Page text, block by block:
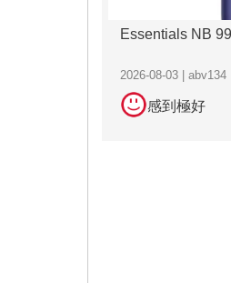
Essentials NB
2026-08-03 | abv134
感到極好